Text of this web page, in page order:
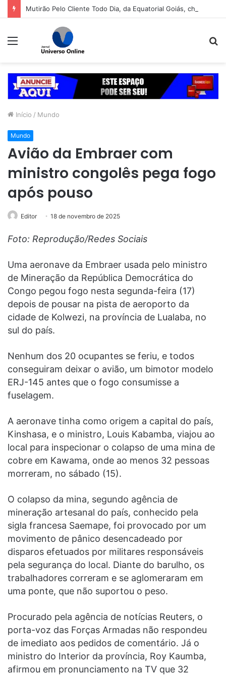
Menu
Início / Mundo
Mundo
Avião da Embraer com
ministro congolês pega fogo
após pouso
Editor 18 de novembro de 2025
Foto: Reprodução/Redes Sociais
Uma aeronave da Embraer usada pelo ministro
de Mineração da República Democrática do
Congo pegou fogo nesta segunda-feira (17)
depois de pousar na pista de aeroporto da
cidade de Kolwezi, na província de Lualaba, no
sul do país.
Nenhum dos 20 ocupantes se feriu, e todos
conseguiram deixar o avião, um bimotor modelo
ERJ-145 antes que o fogo consumisse a
fuselagem.
A aeronave tinha como origem a capital do país,
Kinshasa, e o ministro, Louis Kabamba, viajou ao
local para inspecionar o colapso de uma mina de
cobre em Kawama, onde ao menos 32 pessoas
morreram, no sábado (15).
O colapso da mina, segundo agência de
mineração artesanal do país, conhecido pela
sigla francesa Saemape, foi provocado por um
movimento de pânico desencadeado por
disparos efetuados por militares responsáveis
pela segurança do local. Diante do barulho, os
trabalhadores correram e se aglomeraram em
uma ponte, que não suportou o peso.
Procurado pela agência de notícias Reuters, o
porta-voz das Forças Armadas não respondeu
de imediato aos pedidos de comentário. Já o
ministro do Interior da província, Roy Kaumba,
afirmou em pronunciamento na TV que 32